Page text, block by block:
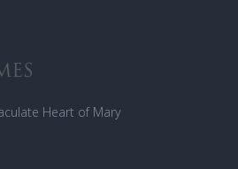
Heart of Mary